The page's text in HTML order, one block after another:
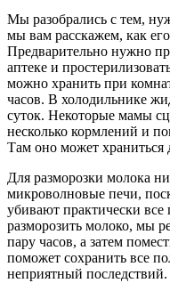
Мы разобрались с тем,
мы вам расскажем, как
Предварительно нужно
аптеке и
можно хранить при
часов. В холодильнике
суток. Некоторые мамы
несколько кормлений и
Там оно может храниться
Для разморозки молока
микроволновые печи,
убивают практически
разморозить молоко, мы
пару часов, а затем
поможет сохранить все
неприятный последствий.